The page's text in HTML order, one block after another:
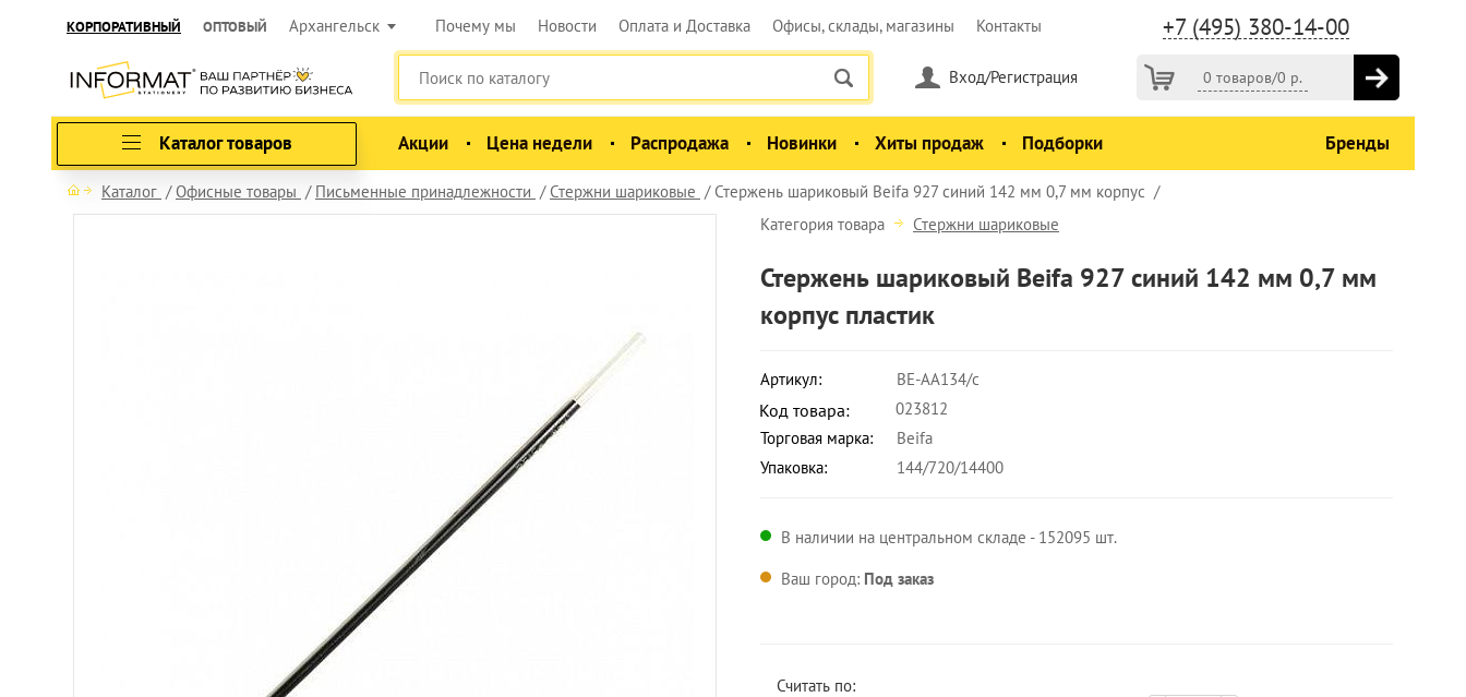
КОРПОРАТИВНЫЙ ОПТОВЫЙ Архангельск +7 (495) 380-14-00
Почему мы Новости Оплата и Доставка Офисы, склады, магазины Контакты
0 товаров/0 р.
Вход/Регистрация
Каталог товаров Акции Цена недели Распродажа Новинки Хиты продаж Подборки Бренды
Каталог Офисные товары Письменные принадлежности Стержни шариковые Стержень шариковый Beifa 927 синий 142 мм 0,7 мм корпус
Категория товара Стержни шариковые
Стержень шариковый Beifa 927 синий 142 мм 0,7 мм
корпус пластик
Артикул: BE-AA134/с
Код товара:
023812
Торговая марка:
Beifa
Упаковка:
144/720/14400
В наличии на центральном складе - 152095 шт.
Ваш город: Под заказ
Считать по: